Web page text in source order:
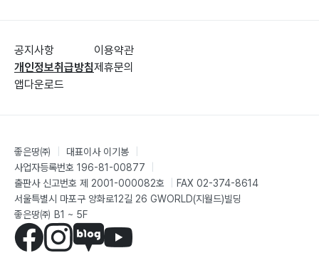
공지사항
개인정보취급방침
앱다운로드
이용약관
제휴문의
좋은땅㈜ 대표이사 이기봉
사업자등록번호 196-81-00877
출판사 신고번호 제 2001-000082호
FAX 02-374-8614
서울특별시 마포구 양화로12길 26 GWORLD(지월드)빌딩
좋은땅㈜ B1 ~ 5F